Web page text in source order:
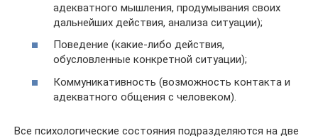
адекватного мышления, продумывания своих
дальнейших действия, анализа ситуации);
Поведение (какие-либо действия,
обусловленные конкретной ситуации);
Коммуникативность (возможность контакта и
адекватного общения с человеком).
Все психологические состояния подразделяются на две